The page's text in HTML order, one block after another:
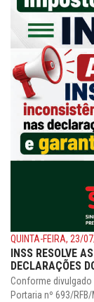
QUINTA-FEIRA, 23/
INSS RESOLVE
DECLARAÇÕES
Conforme divulgado
Portaria nº 693/RFB/